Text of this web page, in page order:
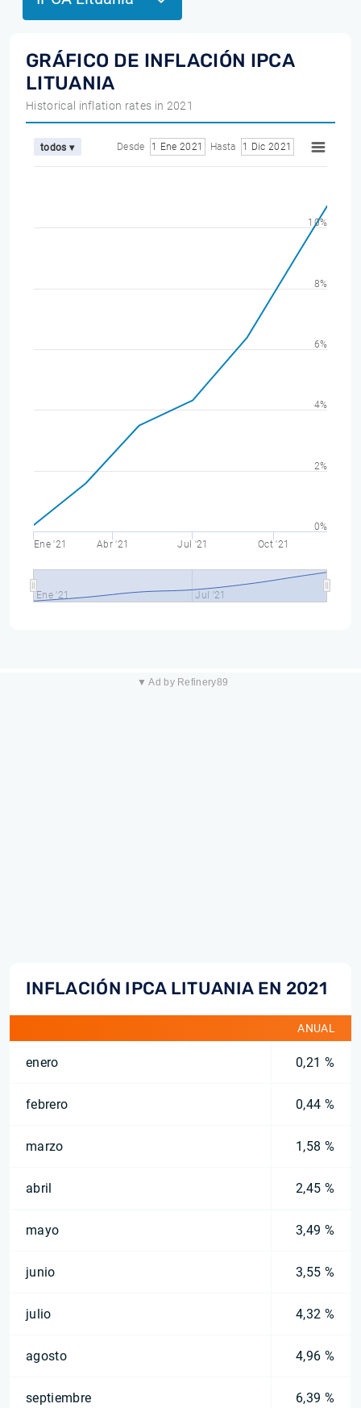
GRÁFICO DE INFLACIÓN IPCA
LITUANIA
Historical inflation rates in 2021
todos ▾ Desde 1 Ene 2021 Hasta 1 Dic 2021
Ene '21 Abr '21 Jul '21 Oct '21
Ene '21 Jul '21
0%
2%
4%
6%
8%
10%
▼ Ad by Refinery89
INFLACIÓN IPCA LITUANIA EN 2021
ANUAL
enero 0,21 %
febrero 0,44 %
marzo 1,58 %
abril 2,45 %
mayo 3,49 %
junio 3,55 %
julio 4,32 %
agosto 4,96 %
septiembre 6,39 %